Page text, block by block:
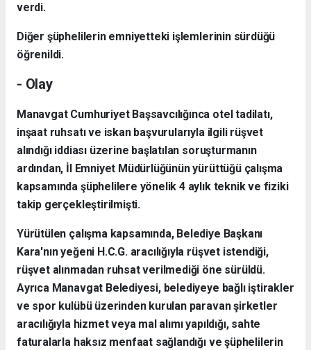
verdi.
Diğer şüphelilerin emniyetteki işlemlerinin sürdüğü
öğrenildi.
- Olay
Manavgat Cumhuriyet Başsavcılığınca otel tadilatı,
inşaat ruhsatı ve iskan başvurularıyla ilgili rüşvet
alındığı iddiası üzerine başlatılan soruşturmanın
ardından, İl Emniyet Müdürlüğünün yürüttüğü çalışma
kapsamında şüphelilere yönelik 4 aylık teknik ve fiziki
takip gerçekleştirilmişti.
Yürütülen çalışma kapsamında, Belediye Başkanı
Kara'nın yeğeni H.C.G. aracılığıyla rüşvet istendiği,
rüşvet alınmadan ruhsat verilmediği öne sürüldü.
Ayrıca Manavgat Belediyesi, belediyeye bağlı iştirakler
ve spor kulübü üzerinden kurulan paravan şirketler
aracılığıyla hizmet veya mal alımı yapıldığı, sahte
faturalarla haksız menfaat sağlandığı ve şüphelilerin